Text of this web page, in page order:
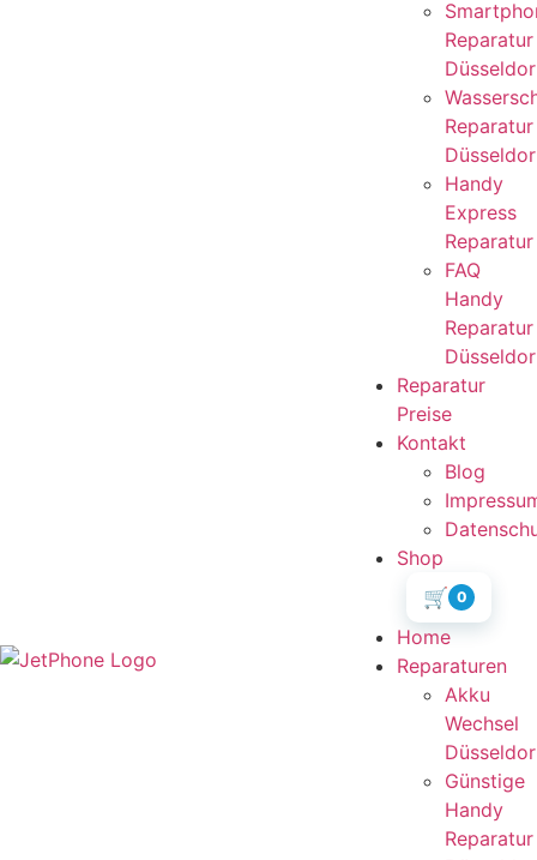
Reparatur
Reparatur
Handy
Express
Reparatur
FAQ
Handy
Reparatur
Reparatur
Preise
Kontakt
Blog
Shop
🛒 0
Home
Reparaturen
Akku
Wechsel
Günstige
Handy
Reparatur